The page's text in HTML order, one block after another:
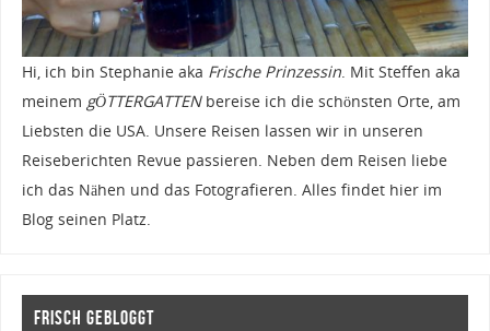
Hi, ich bin Stephanie aka Frische Prinzessin. Mit Steffen aka
meinem gÖTTERGATTENbereise ich die schönsten Orte, am
Liebsten die USA. Unsere Reisen lassen wir in unseren
Reiseberichten Revue passieren. Neben dem Reisen liebe
ich das Nähen und das Fotografieren. Alles findet hier im
Blog seinen Platz.
Frisch gebloggt